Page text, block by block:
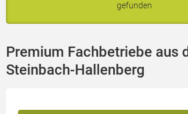
gefunden
Premium Fachbetriebe aus
Steinbach-Hallenberg